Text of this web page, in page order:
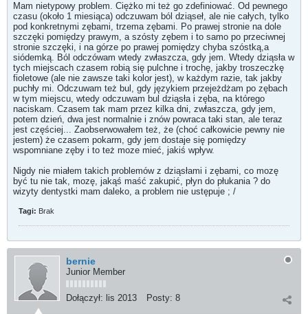
Mam nietypowy problem. Ciężko mi też go zdefiniować. Od pewnego
czasu (około 1 miesiąca) odczuwam ból dziąseł, ale nie całych, tylko
pod konkretnymi zębami, trzema zębami. Po prawej stronie na dole
szczęki pomiędzy prawym, a szósty zębem i to samo po przeciwnej
stronie szczęki, i na górze po prawej pomiędzy chyba szóstką,a
siódemką. Ból odczówam wtedy zwłaszcza, gdy jem. Wtedy dziąsła w
tych miejscach czasem robią się pulchne i trochę, jakby troszeczkę
fioletowe (ale nie zawsze taki kolor jest), w każdym razie, tak jakby
puchły mi. Odczuwam też bul, gdy językiem przejeżdżam po zębach
w tym miejscu, wtedy odczuwam bul dziąsła i zęba, na którego
naciskam. Czasem tak mam przez kilka dni, zwłaszcza, gdy jem,
potem dzień, dwa jest normalnie i znów powraca taki stan, ale teraz
jest częściej... Zaobserwowałem też, że (choć całkowicie pewny nie
jestem) że czasem pokarm, gdy jem dostaje się pomiędzy
wspomniane zęby i to też moze mieć, jakiś wpływ.
Nigdy nie miałem takich problemów z dziąsłami i zębami, co mozę
być tu nie tak, mozę, jakąś maść zakupić, płyn do płukania ? do
wizyty dentystki mam daleko, a problem nie ustępuje ; /
Tagi: Brak
bernie
Junior Member
Dołączył: lis 2013 Posty: 8